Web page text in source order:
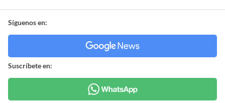
Síguenos en:
Suscríbete en: